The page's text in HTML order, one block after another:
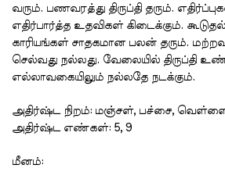
வரும். பணவரத்து திருப்தி தரும்.
எதிர்பார்த்த உதவிகள் கிடைக்கும். கூடுதல்
காரியங்கள் சாதகமான பலன் தரும்.
செல்வது நல்லது. வேலையில் திருப்தி
எல்லாவகையிலும் நல்லதே நடக்கும்.
அதிர்ஷ்ட நிறம்: மஞ்சள், பச்சை,
அதிர்ஷ்ட எண்கள்: 5, 9
மீனம்: